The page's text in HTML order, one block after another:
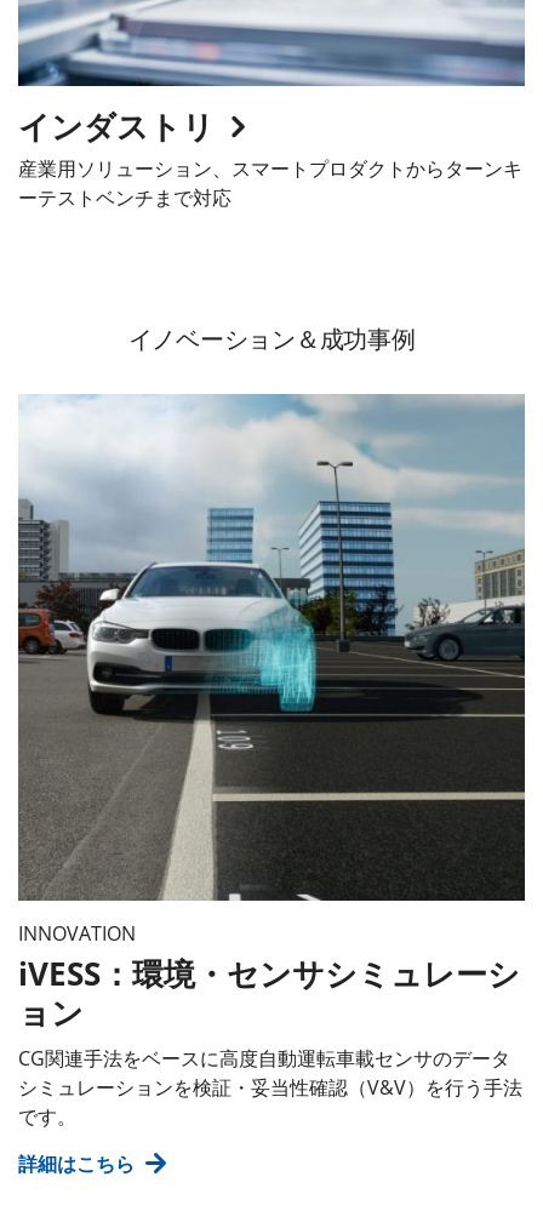
インダストリ
産業用ソリューション、スマートプロダクトからターンキ
ーテストベンチまで対応
イノベーション＆成功事例
INNOVATION
iVESS：環境・センサシミュレーシ
ョン
CG関連手法をベースに高度自動運転車載センサのデータ
シミュレーションを検証・妥当性確認（V&V）を行う手法
です。
詳細はこちら